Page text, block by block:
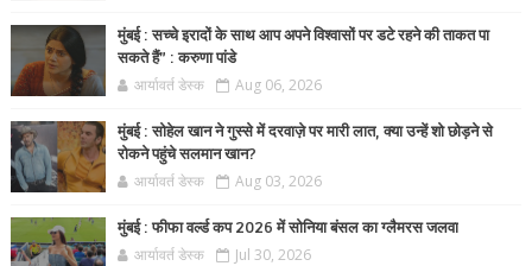
मुंबई : सच्चे इरादों के साथ आप अपने विश्वासों पर डटे रहने की ताकत पा
सकते हैं” : करुणा पांडे
आर्यावर्त डेस्क Aug 06, 2026
मुंबई : सोहेल खान ने गुस्से में दरवाज़े पर मारी लात, क्या उन्हें शो छोड़ने से
रोकने पहुंचे सलमान खान?
आर्यावर्त डेस्क Aug 03, 2026
मुंबई : फीफा वर्ल्ड कप 2026 में सोनिया बंसल का ग्लैमरस जलवा
आर्यावर्त डेस्क Jul 30, 2026